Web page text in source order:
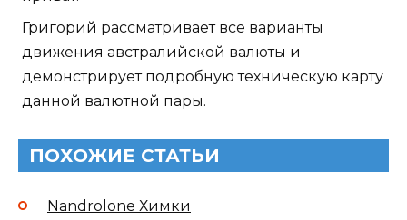
Григорий рассматривает все варианты
движения австралийской валюты и
демонстрирует подробную техническую карту
данной валютной пары.
ПОХОЖИЕ СТАТЬИ
Nandrolone Химки